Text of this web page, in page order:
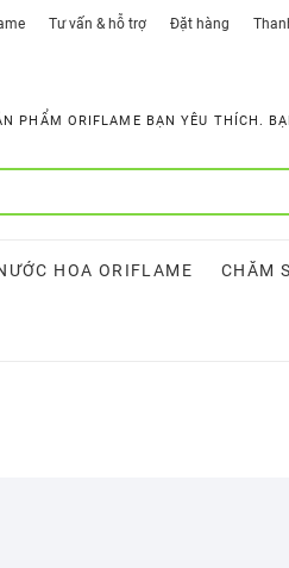
Tư vấn & hỗ trợ Đặt hàng
ORIFLAME BẠN YÊU THÍCH.
HOA ORIFLAME CHĂM